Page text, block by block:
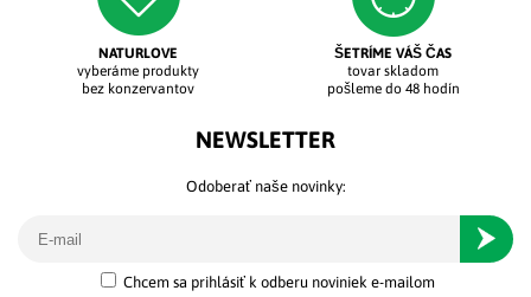
NATURLOVE
vyberáme produkty
bez konzervantov
ŠETRÍME VÁŠ ČAS
tovar skladom
pošleme do 48 hodín
NEWSLETTER
Odoberať naše novinky:
Chcem sa prihlásiť k odberu noviniek e-mailom